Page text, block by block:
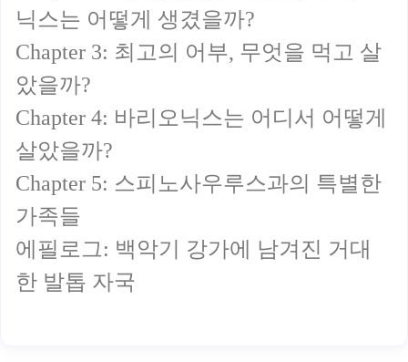
닉스는 어떻게 생겼을까?
Chapter 3: 최고의 어부, 무엇을 먹고 살
았을까?
Chapter 4: 바리오닉스는 어디서 어떻게
살았을까?
Chapter 5: 스피노사우루스과의 특별한
가족들
에필로그: 백악기 강가에 남겨진 거대
한 발톱 자국